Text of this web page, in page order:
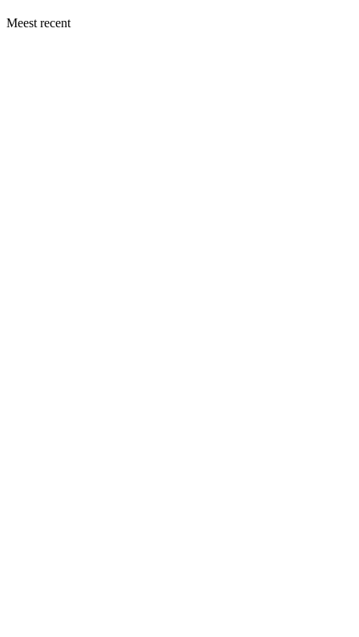
Meest recent